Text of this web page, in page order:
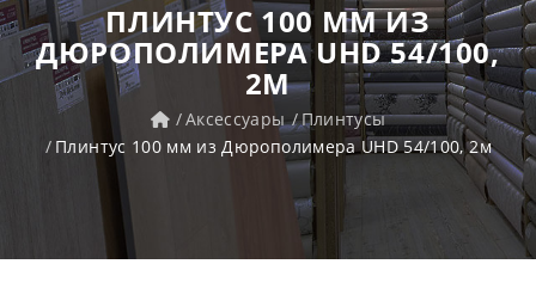
ПЛИНТУС 100 ММ ИЗ
ДЮРОПОЛИМЕРА UHD 54/100,
2М
Аксессуары
Плинтусы
Плинтус 100 мм из Дюрополимера UHD 54/100, 2м